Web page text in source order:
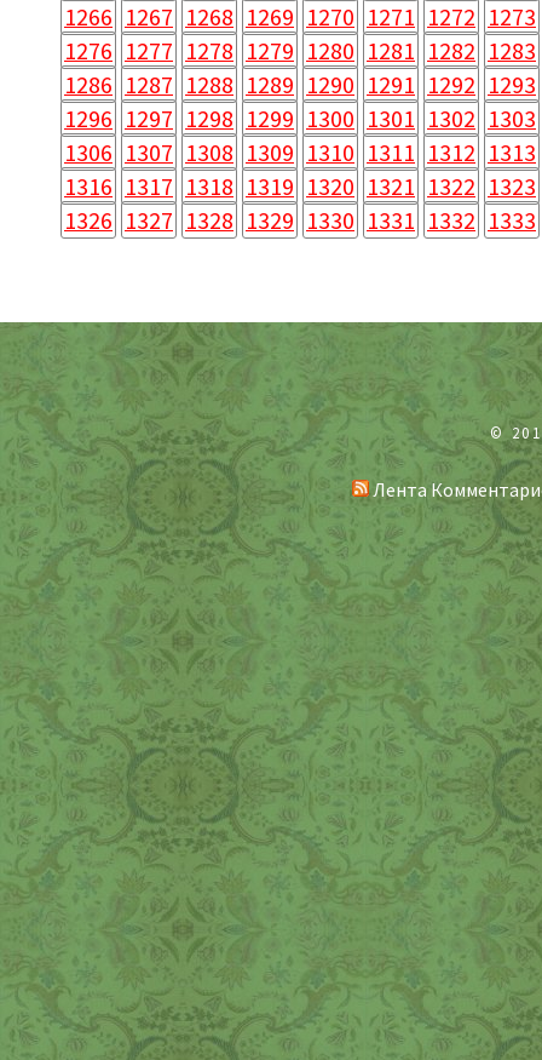
1266 1267 1268 1269 1270 1271 1272 1273
1276 1277 1278 1279 1280 1281 1282 1283
1286 1287 1288 1289 1290 1291 1292 1293
1296 1297 1298 1299 1300 1301 1302 1303
1306 1307 1308 1309 1310 1311 1312 1313
1316 1317 1318 1319 1320 1321 1322 1323
1326 1327 1328 1329 1330 1331 1332 1333
©
Лента